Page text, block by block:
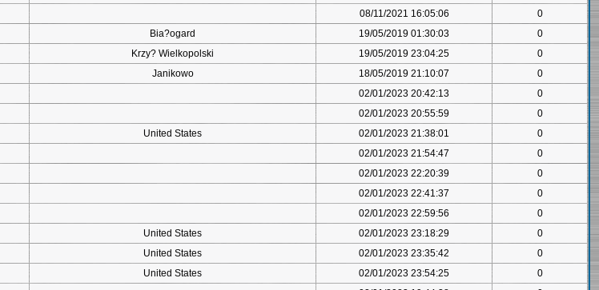
08/11/2021 16:05:06
0
Bia?ogard 19/05/2019 01:30:03
0
Krzy? Wielkopolski 19/05/2019 23:04:25
0
Janikowo 18/05/2019 21:10:07
0
02/01/2023 20:42:13
0
02/01/2023 20:55:59
0
United States 02/01/2023 21:38:01
0
02/01/2023 21:54:47
0
02/01/2023 22:20:39
0
02/01/2023 22:41:37
0
02/01/2023 22:59:56
0
United States 02/01/2023 23:18:29
0
United States 02/01/2023 23:35:42
0
United States 02/01/2023 23:54:25
0